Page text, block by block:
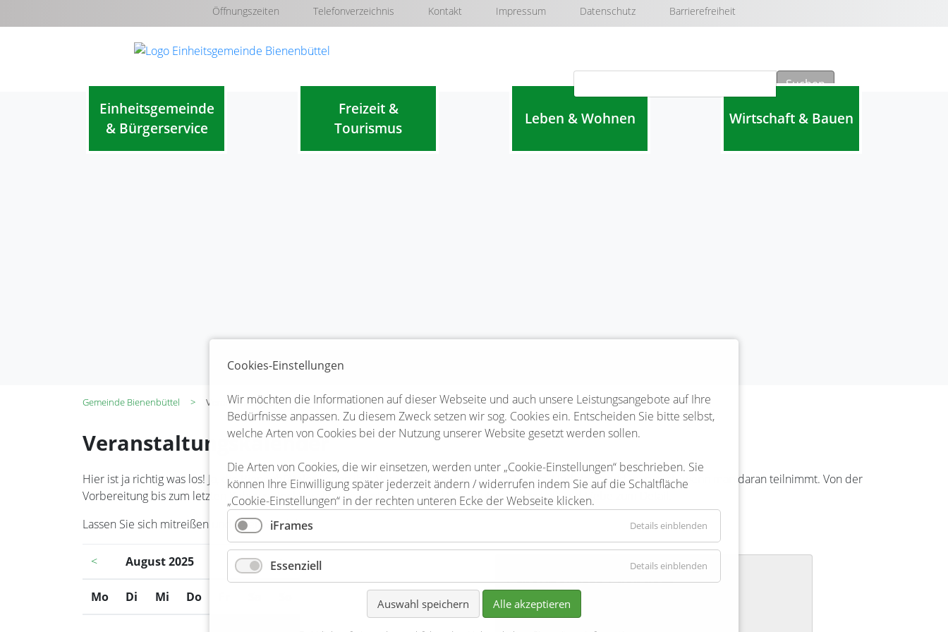
Öffnungszeiten Telefonverzeichnis Kontakt Impressum Datenschutz Barrierefreiheit
Suchen
Einheitsgemeinde
& Bürgerservice
Freizeit &
Tourismus
Leben & Wohnen Wirtschaft & Bauen
Gemeinde Bienenbüttel Veranstaltungskalender
Veranstaltungskalender
Hier ist ja richtig was los! Ja, die Bienenbütteler lieben ihre Veranstaltungen, Feste und Events. Und das merkt man auch, wenn man daran teilnimmt. Von der
Vorbereitung bis zum letzten Kehraus steckt in allen Veranstaltungen viel Herzblut, Leidenschaft und Liebe zum Detail.
Lassen Sie sich mitreißen und seien Sie dabei!
< August 2025 >
Mo ntag
Di enstag
Mi ttwoch
Do
Scheunenfete Edendorf
07-09-2024 19:00
Cookies-Einstellungen
Wir möchten die Informationen auf dieser Webseite und auch unsere Leistungsangebote auf Ihre
Bedürfnisse anpassen. Zu diesem Zweck setzen wir sog. Cookies ein. Entscheiden Sie bitte selbst,
welche Arten von Cookies bei der Nutzung unserer Website gesetzt werden sollen.
Die Arten von Cookies, die wir einsetzen, werden unter „Cookie-Einstellungen“ beschrieben. Sie
können Ihre Einwilligung später jederzeit ändern / widerrufen indem Sie auf die Schaltfläche
„Cookie-Einstellungen“ in der rechten unteren Ecke der Webseite klicken.
iFrames
Details einblenden
Essenziell Details einblenden
Auswahl speichern Alle akzeptieren